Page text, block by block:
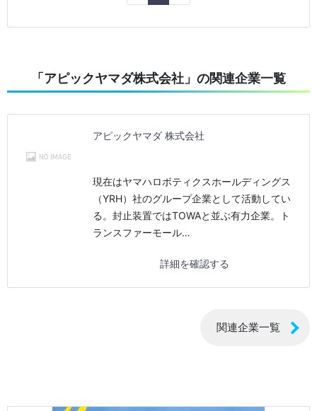
「アピックヤマダ株式会社」の関連企業一覧
アピックヤマダ 株式会社
現在はヤマハロボティクスホールディングス
（YRH）社のグループ企業として活動してい
る。封止装置ではTOWAと並ぶ有力企業。ト
ランスファーモール…
詳細を確認する
関連企業一覧